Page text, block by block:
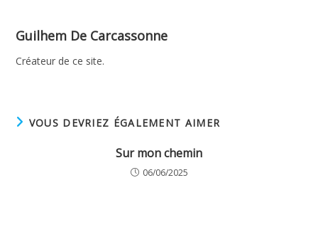
Guilhem De Carcassonne
Créateur de ce site.
VOUS DEVRIEZ ÉGALEMENT AIMER
Sur mon chemin
06/06/2025